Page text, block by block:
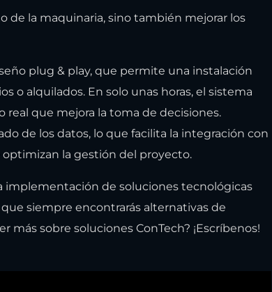
de la maquinaria, sino también mejorar los
plug & play, que permite una instalación
o alquilados. En solo unas horas, el sistema
que mejora la toma de decisiones.
de los datos, lo que facilita la integración con
la gestión del proyecto.
implementación de soluciones tecnológicas
siempre encontrarás alternativas de
sobre soluciones ConTech? ¡Escríbenos!